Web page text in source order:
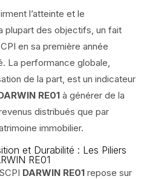
l’atteinte et le
plupart des objectifs, un fait
en sa première année
La performance globale,
de la part, est un indicateur
RE01à générer de la
distribués que par
immobilier.
et Durabilité : Les Piliers
RE01
DARWIN RE01repose sur